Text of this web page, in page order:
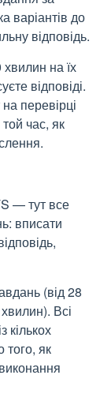
варіантів до
відповідь.
на їх
відповіді.
перевірці
час, як
— тут все
вписати
(від 28
Всі
кількох
того, як